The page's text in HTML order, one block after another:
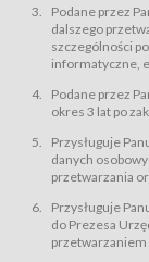
świadczy
2002 r. o
1204, z późń.
usługę
usługę
usługę
usługę
usługę
dnia 18 lipca
r., Nr 144, poz.
Na zasadach
Podane przez
dalszego
szczególności
informatyczne,
Podane przez
okres 3 lat po
Przysługuje
danych
przetwarzania
Przysługuje
do Prezesa
przetwarzaniem